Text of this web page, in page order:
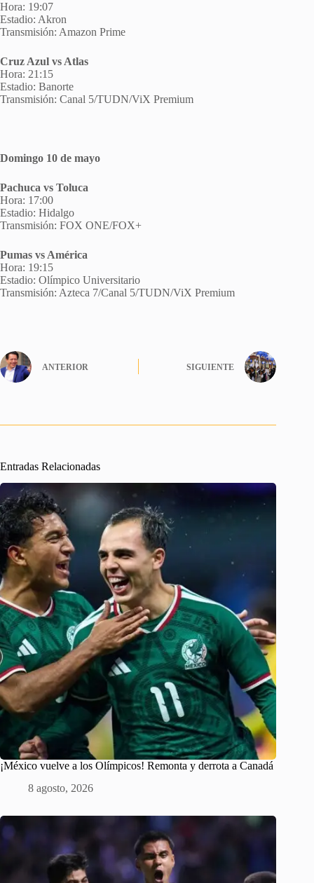
Hora: 19:07
Estadio: Akron
Transmisión: Amazon Prime
Cruz Azul vs Atlas
Hora: 21:15
Estadio: Banorte
Transmisión: Canal 5/TUDN/ViX Premium
Domingo 10 de mayo
Pachuca vs Toluca
Hora: 17:00
Estadio: Hidalgo
Transmisión: FOX ONE/FOX+
Pumas vs América
Hora: 19:15
Estadio: Olímpico Universitario
Transmisión: Azteca 7/Canal 5/TUDN/ViX Premium
ANTERIOR SIGUIENTE
Entradas Relacionadas
¡México vuelve a los Olímpicos! Remonta y derrota a Canadá
8 agosto, 2026